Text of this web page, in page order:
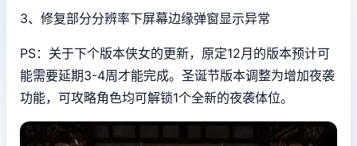
3、修复部分分辨率下屏幕边缘弹窗显示异常
PS：关于下个版本侠女的更新，原定12月的版本预计可
能需要延期3-4周才能完成。圣诞节版本调整为增加夜袭
功能，可攻略角色均可解锁1个全新的夜袭体位。